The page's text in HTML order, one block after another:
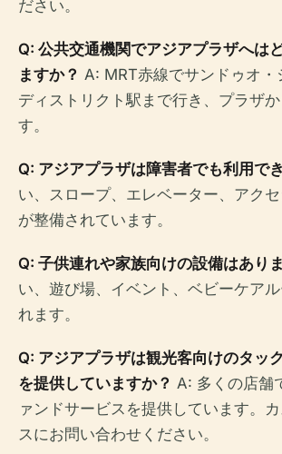
ださい。
Q: 公共交通機関でアジアプラザへは
ますか？ A: MRT赤線でサンドゥオ・
ディストリクト駅まで行き、プラザ
す。
Q: アジアプラザは障害者でも利用で
い、スロープ、エレベーター、アク
が整備されています。
Q: 子供連れや家族向けの設備はあり
い、遊び場、イベント、ベビーケア
れます。
Q: アジアプラザは観光客向けのタッ
を提供していますか？ A: 多くの店舗
ァンドサービスを提供しています。
スにお問い合わせください。